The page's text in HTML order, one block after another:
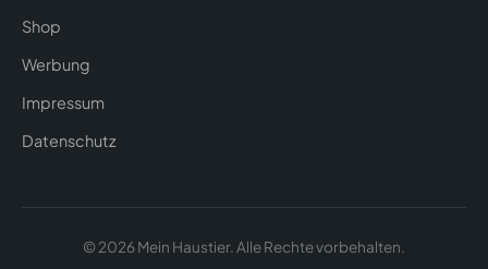
Shop
Werbung
Impressum
Datenschutz
© 2026 Mein Haustier. Alle Rechte vorbehalten.